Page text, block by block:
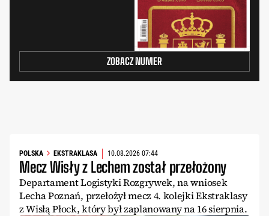
ZOBACZ NUMER
POLSKA EKSTRAKLASA 10.08.2026 07:44
Mecz Wisły z Lechem został przełożony
Departament Logistyki Rozgrywek, na wniosek
Lecha Poznań, przełożył mecz 4. kolejki Ekstraklasy
z Wisłą Płock, który był zaplanowany na 16 sierpnia.